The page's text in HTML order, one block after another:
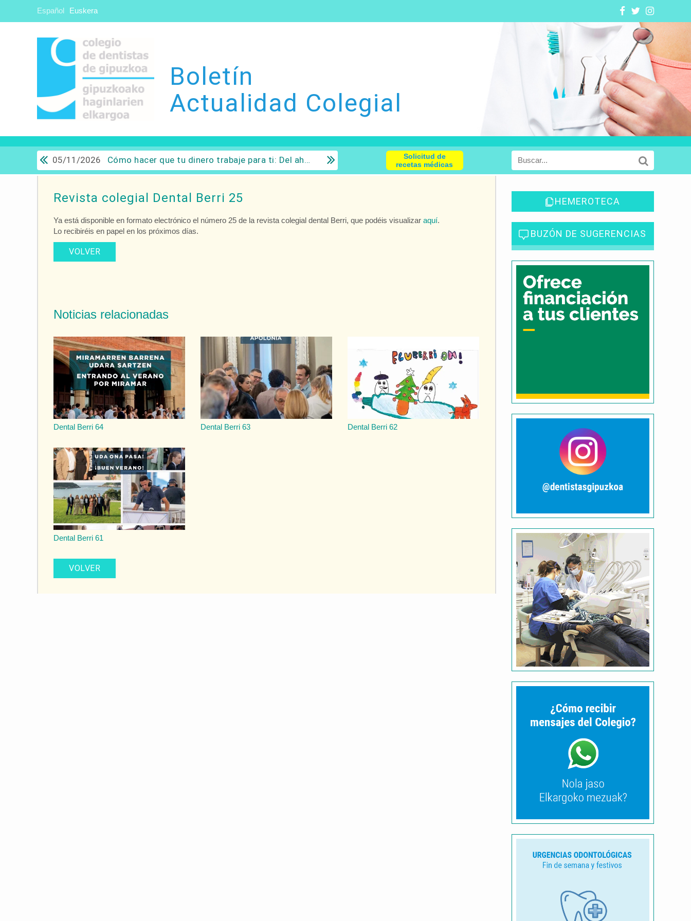
Español Euskera
Boletín
Actualidad Colegial
05/11/2026 Cómo hacer que tu dinero trabaje para ti: Del ahorro a la inversión con sentido común.
Solicitud de
recetas médicas
Revista colegial Dental Berri 25
Ya está disponible en formato electrónico el número 25 de la revista colegial dental Berri, que podéis visualizar aquí.
Lo recibiréis en papel en los próximos días.
VOLVER
Noticias relacionadas
Dental Berri 64 Dental Berri 63 Dental Berri 62
Dental Berri 61
VOLVER
HEMEROTECA
BUZÓN DE SUGERENCIAS